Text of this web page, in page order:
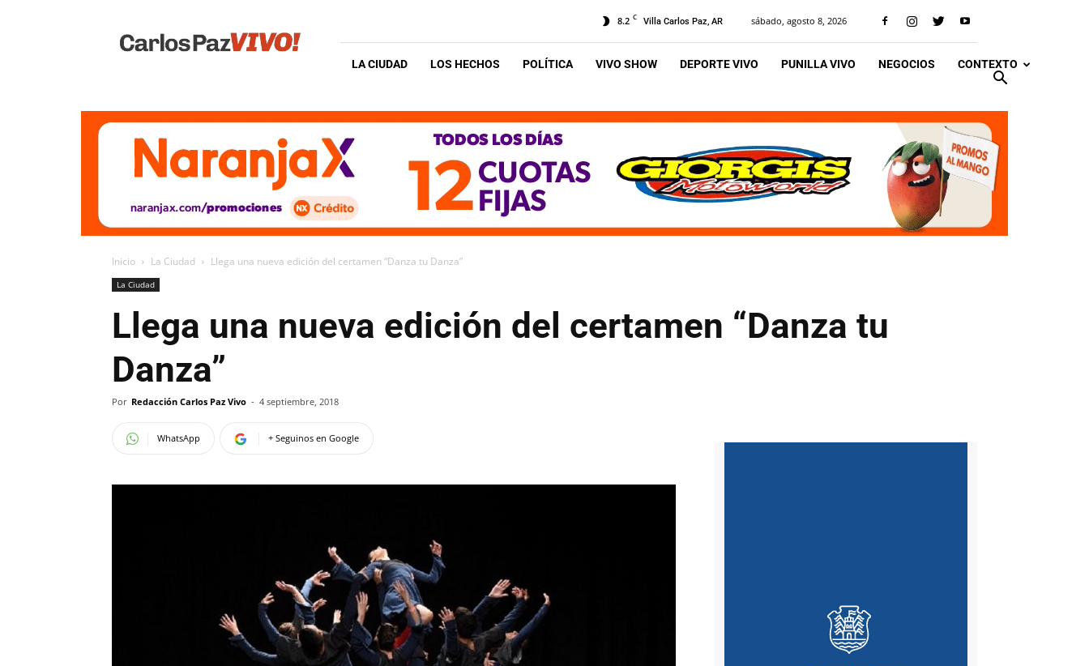
Vivo
8.2 C Villa Carlos Paz, AR sábado, agosto 8, 2026
LA CIUDAD LOS HECHOS POLÍTICA VIVO SHOW DEPORTE VIVO PUNILLA VIVO NEGOCIOS CONTEXTO
Inicio La Ciudad Llega una nueva edición del certamen “Danza tu Danza”
La Ciudad
Llega una nueva edición del certamen “Danza tu
Danza”
Por Redacción Carlos Paz Vivo - 4 septiembre, 2018
WhatsApp + Seguinos en Google